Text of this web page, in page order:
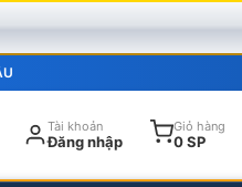
Tài khoản
Đăng nhập
Giỏ hàng
0 SP